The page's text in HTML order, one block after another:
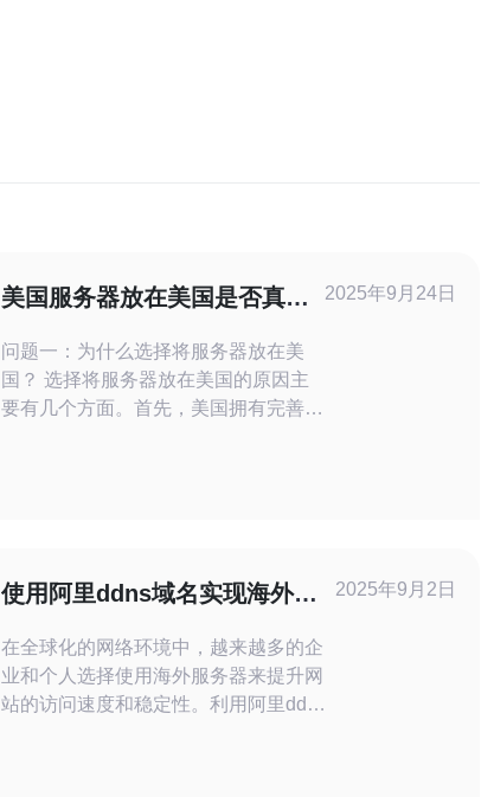
美国服务器放在美国是否真的
问题一：为什么选择将服务器放在美
国？ 选择将服务器放在美国的原因主
要有几个方面。首先，美国拥有完善的
美国能够显著提高用户的访问速度，从
而提升用户体验。 问题二：美国服务
器
2025年9月24日
使用阿里ddns域名实现海外服
在全球化的网络环境中，越来越多的企
业和个人选择使用海外服务器来提升网
站的访问速度和稳定性。利用阿里ddns
2025年9月2日